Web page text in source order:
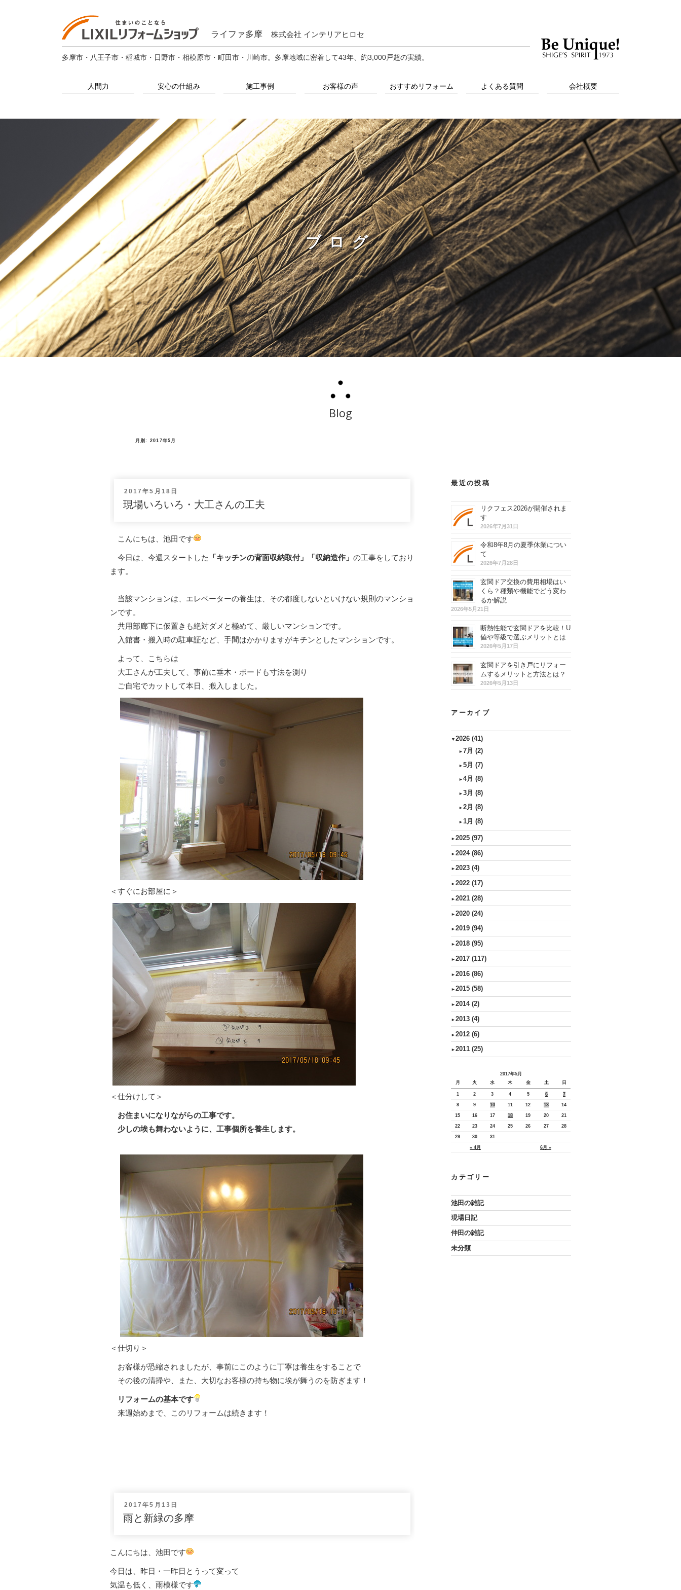
ライファ多摩株式会社 インテリアヒロセ
多摩市・八王子市・稲城市・日野市・相模原市・町田市・川崎市。 多摩地域に密着して43年、約3,000戸超の実績。
人間力 安心の仕組み 施工事例 お客様の声 おすすめリフォーム よくある質問 会社概要
ブログ
Blog
月別: 2017年5月
投
稿
日:
2017年5月18日
現場いろいろ・大工さんの工夫
こんにちは、池田です
今日は、今週スタートした 「キッチンの背面収納取付」「収納造作」 の工事をしており
ます。
当該マンションは、エレベーターの養生は、その都度しないといけない規則のマンショ
ンです。
共用部廊下に仮置きも絶対ダメと極めて、厳しいマンションです。
入館書・搬入時の駐車証など、手間はかかりますがキチンとしたマンションです。
よって、こちらは
大工さんが工夫して、事前に垂木・ボードも寸法を測り
ご自宅でカットして本日、搬入しました。
＜すぐにお部屋に＞
＜仕分けして＞
お住まいになりながらの工事です。
少しの埃も舞わないように、工事個所を養生します。
＜仕切り＞
お客様が恐縮されましたが、事前にこのように丁寧は養生をすることで
その後の清掃や、また、大切なお客様の持ち物に埃が舞うのを防ぎます！
リフォームの基本です
来週始めまで、このリフォームは続きます！
投
稿
日:
2017年5月13日
雨と新緑の多摩
こんにちは、池田です
今日は、昨日・一昨日とうって変って
気温も低く、雨模様です
最近の投稿
リクフェス2026が開催されま
す
2026年7月31日
令和8年8月の夏季休業につい
て
2026年7月28日
玄関ドア交換の費用相場はい
くら？種類や機能でどう変わ
るか解説
2026年5月21日
断熱性能で玄関ドアを比較！U
値や等級で選ぶメリットとは
2026年5月17日
玄関ドアを引き戸にリフォー
ムするメリットと方法とは？
2026年5月13日
アーカイブ
▼2026(41)
► 7月(2)
►5月(7)
►4月(8)
►3月(8)
►2月(8)
► 1月(8)
►2025(97)
►2024(86)
►2023(4)
►2022(17)
►2021(28)
►2020(24)
►2019(94)
►2018(95)
►2017(117)
►2016(86)
►2015(58)
►2014(2)
►2013(4)
►2012(6)
►2011(25)
2017年5月
月
火 水 木 金 土 日
« 4月 6月 »
1 2 3 4 5 6 7
8 9 10 11 12 13 14
15 16 17 18 19 20 21
22 23 24 25 26 27 28
29 30 31
カテゴリー
池田の雑記
現場日記
仲田の雑記
未分類